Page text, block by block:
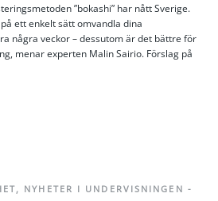
”bokashi” har nått Sverige.
ett enkelt sätt omvandla dina
några veckor – dessutom är det bättre för
menar experten Malin Sairio. Förslag på
, NYHETER I UNDERVISNINGEN -